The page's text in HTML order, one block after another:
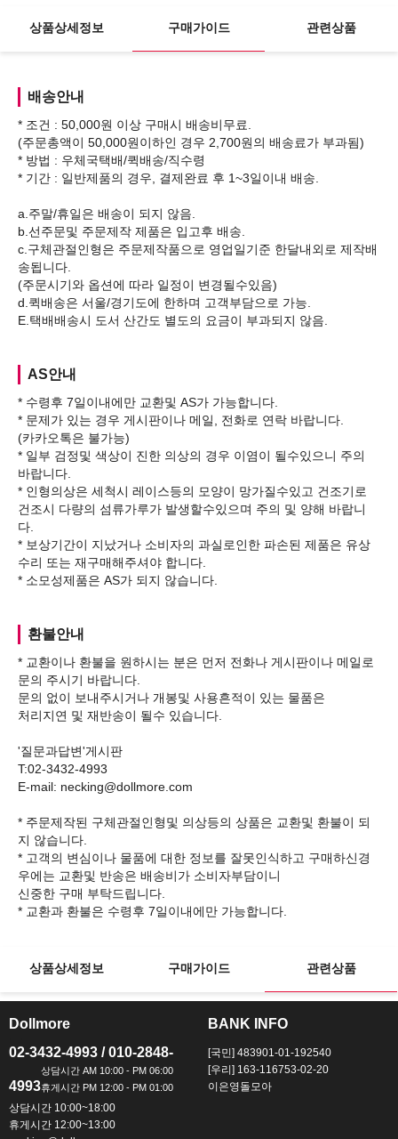
상품상세정보 구매가이드 관련상품
배송안내
* 조건 : 50,000원 이상 구매시 배송비무료.
(주문총액이 50,000원이하인 경우 2,700원의 배송료가 부과됨)
* 방법 : 우체국택배/퀵배송/직수령
* 기간 : 일반제품의 경우, 결제완료 후 1~3일이내 배송.
a.주말/휴일은 배송이 되지 않음.
b.선주문및 주문제작 제품은 입고후 배송.
c.구체관절인형은 주문제작품으로 영업일기준 한달내외로 제작배
송됩니다.
(주문시기와 옵션에 따라 일정이 변경될수있음)
d.퀵배송은 서울/경기도에 한하며 고객부담으로 가능.
AS안내
* 수령후 7일이내에만 교환및 AS가 가능합니다.
* 문제가 있는 경우 게시판이나 메일, 전화로 연락 바랍니다.
(카카오톡은 불가능)
* 일부 검정및 색상이 진한 의상의 경우 이염이 될수있으니 주의
바랍니다.
* 인형의상은 세척시 레이스등의 모양이 망가질수있고 건조기로
건조시 다량의 섬류가루가 발생할수있으며 주의 및 양해 바랍니
다.
* 보상기간이 지났거나 소비자의 과실로인한 파손된 제품은 유상
수리 또는 재구매해주셔야 합니다.
환불안내
* 교환이나 환불을 원하시는 분은 먼저 전화나 게시판이나 메일로
문의 주시기 바랍니다.
문의 없이 보내주시거나 개봉및 사용흔적이 있는 물품은
처리지연 및 재반송이 될수 있습니다.
'질문과답변'게시판
T:02-3432-4993
E-mail: necking@dollmore.com
* 주문제작된 구체관절인형및 의상등의 상품은 교환및 환불이 되
지 않습니다.
* 고객의 변심이나 물품에 대한 정보를 잘못인식하고 구매하신경
우에는 교환및 반송은 배송비가 소비자부담이니
신중한 구매 부탁드립니다.
상품상세정보 구매가이드 관련상품
Dollmore
02-3432-4993 / 010-2848-
4993
상담시간 10:00~18:00
휴게시간 12:00~13:00
BANK INFO
[국민] 483901-01-192540
[우리] 163-116753-02-20
이은영돌모아